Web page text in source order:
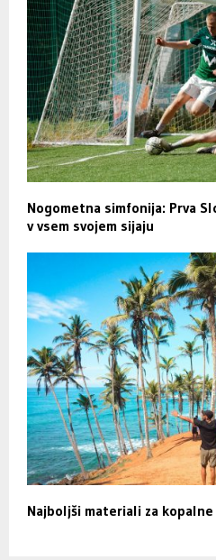
Nogometna simfonija: Prva
v vsem svojem sijaju
Najboljši materiali za